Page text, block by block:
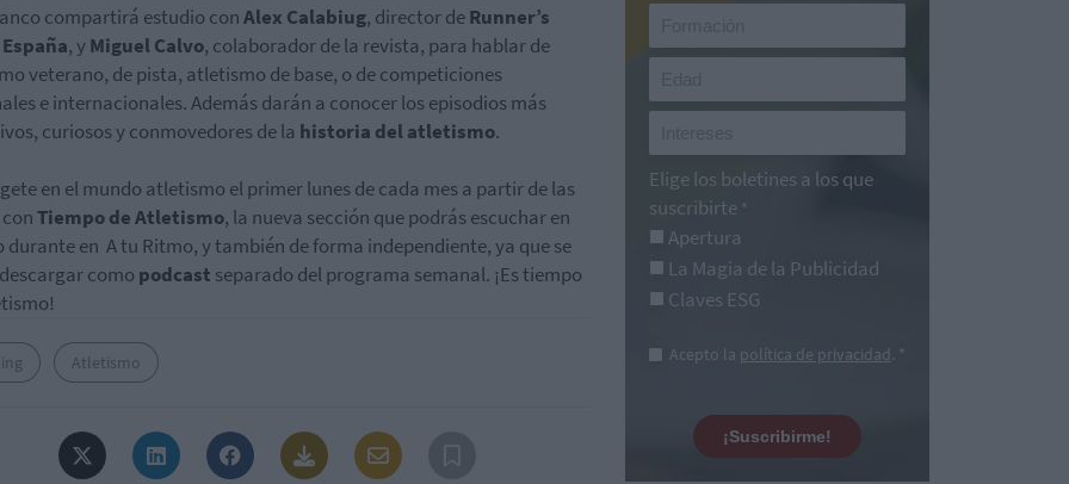
compartirá estudio conAlex Calabiug, director deRunner’s
, yMiguel Calvo, colaborador de la revista, para hablar de
veterano, de pista, atletismo de base, o de competiciones
e internacionales. Además darán a conocer los episodios más
curiosos y conmovedores de la historia del atletismo.
en el mundo atletismo el primer lunes de cada mes a partir de las
Tiempo de Atletismo, la nueva sección que podrás escuchar en
durante en A tu Ritmo, y también de forma independiente, ya que se
como podcast separado del programa semanal. ¡Es tiempo
Atletismo
Elige los boletines a los que
suscribirte *
Apertura
La Magia de la Publicidad
Claves ESG
Acepto la política de privacidad. *
¡Suscribirme!